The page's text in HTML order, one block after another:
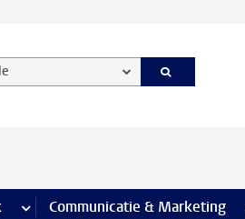
meer Onderzoek pagina’s
Communicatie & Marketing